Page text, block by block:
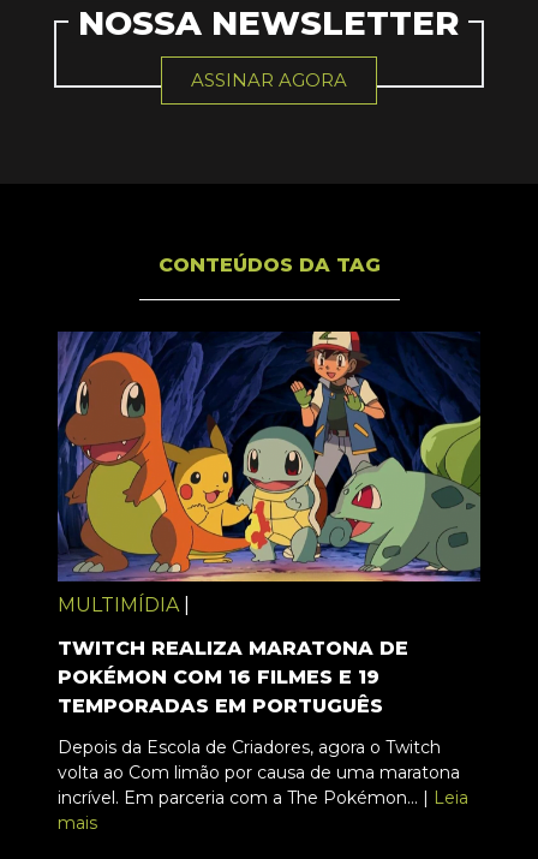
NOSSA NEWSLETTER
ASSINAR AGORA
CONTEÚDOS DA TAG
MULTIMÍDIA
TWITCH REALIZA MARATONA DE
POKÉMON COM 16 FILMES E 19
TEMPORADAS EM PORTUGUÊS
Depois da Escola de Criadores, agora o Twitch
volta ao Com limão por causa de uma maratona
incrível. Em parceria com a The Pokémon... | Leia
mais